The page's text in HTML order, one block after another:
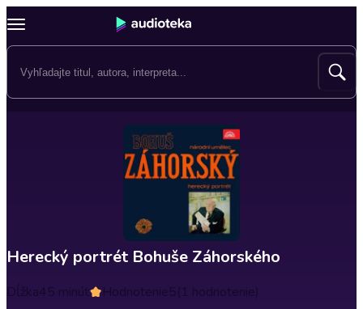
Herecký portrét Bohuše Záhorského
Dĺžka45 minút Hodnotenie5(1 hodnotenie)